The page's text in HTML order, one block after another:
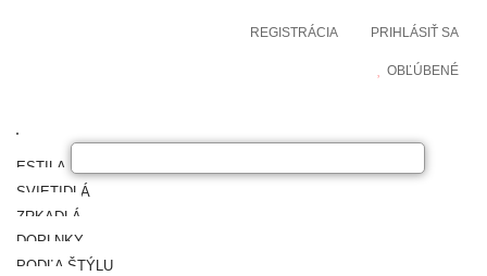
PRIHLÁSIŤ SA
REGISTRÁCIA
OBĽÚBENÉ
ESTILA NÁBYTOK
SVIETIDLÁ
ZRKADLÁ
DOPLNKY
PODĽA ŠTÝLU